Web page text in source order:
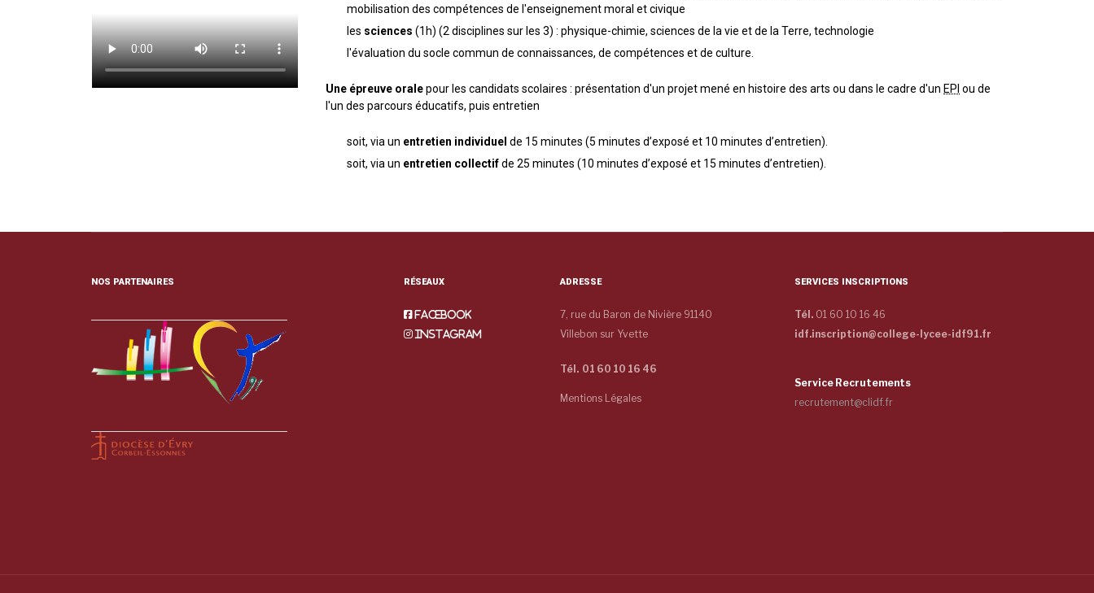
mobilisation des compétences de l'enseignement moral et civique
les sciences (1h) (2 disciplines sur les 3) : physique-chimie, sciences de la vie et de la Terre, technologie
l'évaluation du socle commun de connaissances, de compétences et de culture.
Une épreuve oralepour les candidats scolaires : présentation d'un projet mené en histoire des arts ou dans le cadre d'un EPI ou de
l'un des parcours éducatifs, puis entretien
soit, via un entretien individuel de 15 minutes (5 minutes d’exposé et 10 minutes d’entretien).
soit, via un entretien collectifde 25 minutes (10 minutes d’exposé et 15 minutes d’entretien).
NOS PARTENAIRES RÉSEAUX
Facebook
Instagram
ADRESSE
7, rue du Baron de Nivière 91140
Villebon sur Yvette
Tél. 01 60 10 16 46
Mentions Légales
SERVICES INSCRIPTIONS
Tél. 01 60 10 16 46
idf.inscription@college-lycee-idf91.fr
Service Recrutements
recrutement@clidf.fr